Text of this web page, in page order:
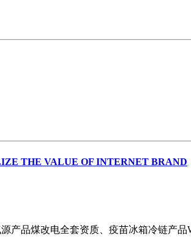
THE VALUE OF INTERNET BRAND
产品煤改电全套资质、疫苗冰箱冷链产